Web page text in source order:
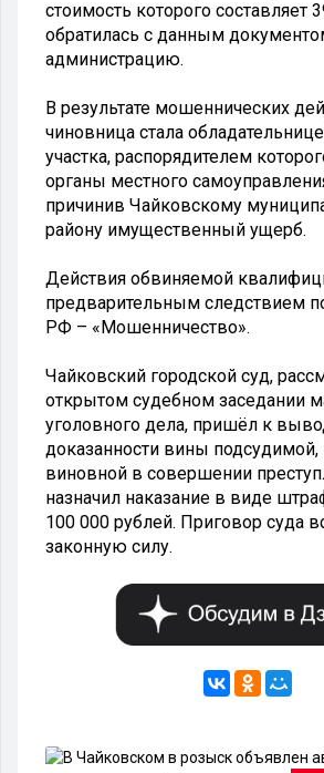
стоимость которого составляет
обратилась с данным
администрацию.
В результате мошеннических
чиновница стала
участка, распорядителем
органы местного
причинив Чайковскому
району имущественный ущерб.
Действия обвиняемой
предварительным следствием
РФ – «Мошенничество».
Чайковский городской суд,
открытом судебном заседании
уголовного дела, пришёл к
доказанности вины подсудимой,
виновной в совершении
назначил наказание в виде
100 000 рублей. Приговор суда
законную силу.